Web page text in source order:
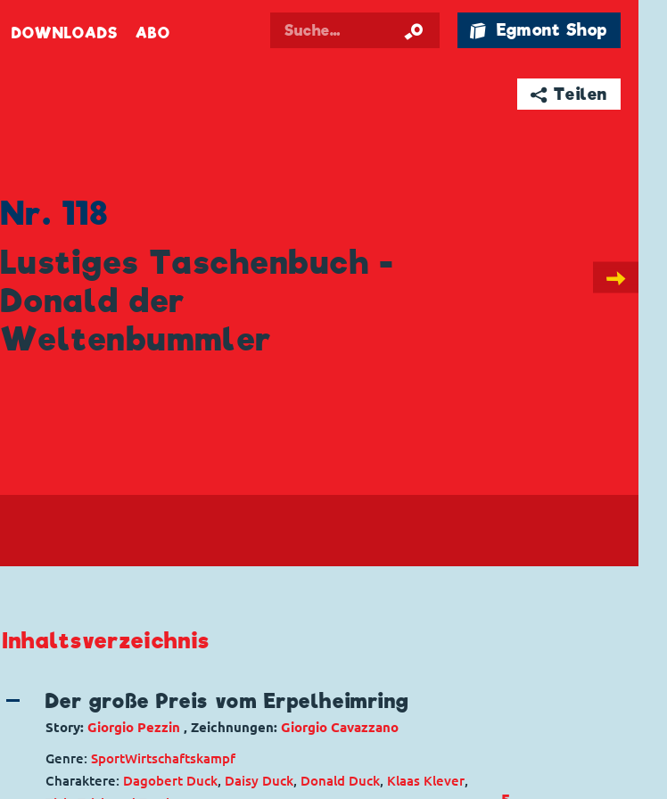
DOWNLOADS ABO 🛍 Egmont Shop
➦ Teilen
Nr. 118
Lustiges Taschenbuch -
Donald der
Weltenbummler
→
Inhaltsverzeichnis
Der große Preis vom Erpelheimring
Story: Giorgio Pezzin , Zeichnungen: Giorgio Cavazzano
Genre: SportWirtschaftskampf
Charaktere: Dagobert Duck, Daisy Duck, Donald Duck, Klaas Klever,